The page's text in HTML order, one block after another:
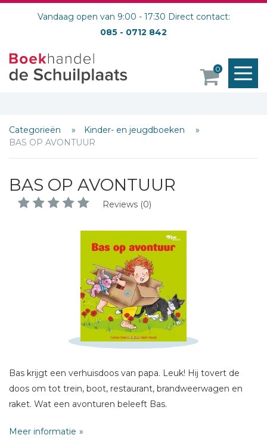
Vandaag open van 9:00 - 17:30 Direct contact:
085 - 0712 842
0
Categorieën
Kinder- en jeugdboeken
BAS OP AVONTUUR
BAS OP AVONTUUR
Reviews (0)
Bas krijgt een verhuisdoos van papa. Leuk! Hij tovert de
doos om tot trein, boot, restaurant, brandweerwagen en
raket. Wat een avonturen beleeft Bas.
Meer informatie
Schrijf hieronder je review!
Bericht *